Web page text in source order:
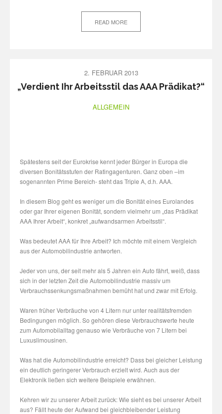
READ MORE
2. FEBRUAR 2013
„Verdient Ihr Arbeitsstil das AAA Prädikat?“
ALLGEMEIN
Spätestens seit der Eurokrise kennt jeder Bürger in Europa die
diversen Bonitätsstufen der Ratingagenturen. Ganz oben –im
sogenannten Prime Bereich- steht das Triple A, d.h. AAA.
In diesem Blog geht es weniger um die Bonität eines Eurolandes
oder gar Ihrer eigenen Bonität, sondern vielmehr um „das Prädikat
AAA Ihrer Arbeit“, konkret „aufwandsarmen Arbeitsstil“.
Was bedeutet AAA für Ihre Arbeit? Ich möchte mit einem Vergleich
aus der Automobilindustrie antworten.
Jeder von uns, der seit mehr als 5 Jahren ein Auto fährt, weiß, dass
sich in der letzten Zeit die Automobilindustrie massiv um
Verbrauchssenkungsmaßnahmen bemüht hat und zwar mit Erfolg.
Waren früher Verbräuche von 4 Litern nur unter realitätsfremden
Bedingungen möglich. So gehören diese Verbrauchswerte heute
zum Automobilalltag genauso wie Verbräuche von 7 Litern bei
Luxuslimousinen.
Was hat die Automobilindustrie erreicht? Dass bei gleicher Leistung
ein deutlich geringerer Verbrauch erzielt wird. Auch aus der
Elektronik ließen sich weitere Beispiele erwähnen.
Kehren wir zu unserer Arbeit zurück: Wie sieht es bei unserer Arbeit
aus? Fällt heute der Aufwand bei gleichbleibender Leistung